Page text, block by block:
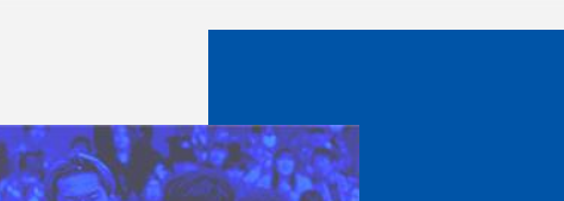
て
オンラインストア
ユニフォーム